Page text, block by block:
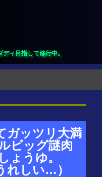
ィ目指して修行中。
ガッツリ大満
ビッグ謎肉
ょうゆ。
れしい…）